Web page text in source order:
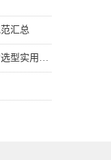
汇总
如何挑选合适的液氮容器？日常选型实用技巧